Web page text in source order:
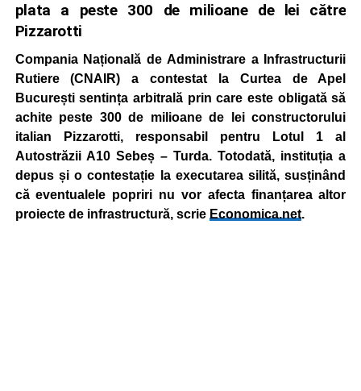
plata a peste 300 de milioane de lei către
Pizzarotti
Compania Națională de Administrare a Infrastructurii
Rutiere (CNAIR) a contestat la Curtea de Apel
București sentința arbitrală prin care este obligată să
achite peste 300 de milioane de lei constructorului
italian Pizzarotti, responsabil pentru Lotul 1 al
Autostrăzii A10 Sebeș – Turda. Totodată, instituția a
depus și o contestație la executarea silită, susținând
că eventualele popriri nu vor afecta finanțarea altor
proiecte de infrastructură, scrie Economica.net.